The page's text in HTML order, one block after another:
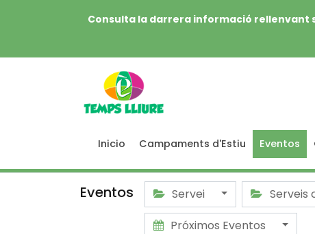
Consulta la darrera informació rellenvant
Inicio Campaments d'Estiu Eventos
Eventos Servei Serveis
Próximos Eventos